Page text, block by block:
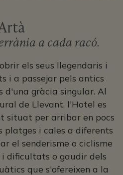
a cada racó.
els seus llegendaris i
i a passejar pels antics
d'una gràcia singular. Al
de Llevant, l'Hotel es
situat per arribar en pocs
i cales a diferents
el senderisme o ciclisme
dificultats o gaudir dels
que s'ofereixen a la